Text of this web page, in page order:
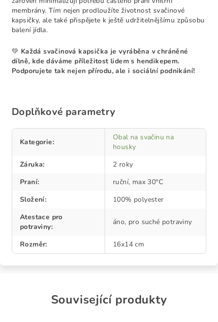
membrány. Tím nejen prodloužíte životnost svačinové
kapsičky, ale také přispějete k ještě udržitelnějšímu způsobu
balení jídla.
💚 Každá svačinová kapsička je vyráběna v chráněné
dílně, kde dáváme příležitost lidem s hendikepem.
Podporujete tak nejen přírodu, ale i sociální podnikání!
Doplňkové parametry
Kategorie:
Obal na svačinu na
housky
Záruka:
2 roky
Praní:
ruční, max 30°C
Složení:
100% polyester
Atestace pro
potraviny:
áno, pro suché potraviny
Rozměr: 16x14 cm
Související produkty